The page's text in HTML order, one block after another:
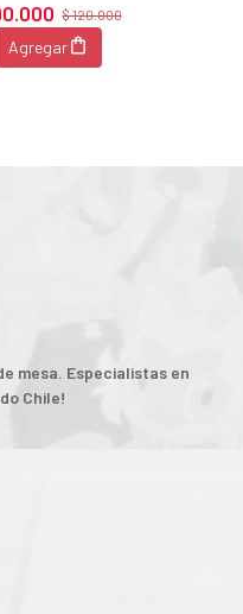
$ 120.000
Agregar
mesa. Especialistas en
Chile!